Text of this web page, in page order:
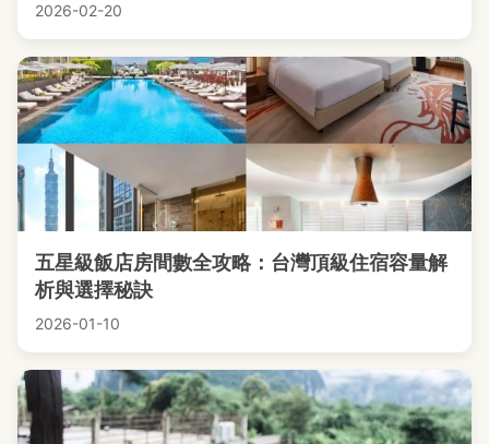
2026-02-20
五星級飯店房間數全攻略：台灣頂級住宿容量解
析與選擇秘訣
2026-01-10